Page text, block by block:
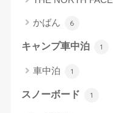
かばん 6
キャンプ車中泊 1
車中泊 1
スノーボード 1